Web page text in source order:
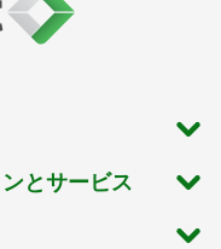
とサービス